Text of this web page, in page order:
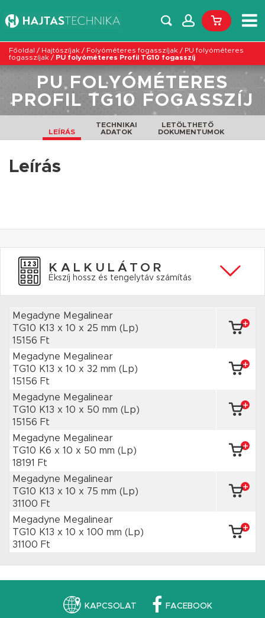
Főoldal / Hajtószíjak / Folyóméteres fogasszíjak / PU folyóméteres
fogasszíjak / PU folyóméteres Profil TG10 fogasszíj
PU FOLYÓMÉTERES
PROFIL TG10 FOGASSZÍJ
LEÍRÁS
TECHNIKAI
ADATOK
LETÖLTHETŐ
DOKUMENTUMOK
Leírás
KALKULÁTOR
Ékszíj hossz és tengelytáv számítás
Megadyne Megalinear
TG10 K13 x 10 x 25 mm (Lp)
15156 Ft
Megadyne Megalinear
TG10 K13 x 10 x 32 mm (Lp)
15156 Ft
Megadyne Megalinear
TG10 K13 x 10 x 50 mm (Lp)
15156 Ft
Megadyne Megalinear
TG10 K6 x 10 x 50 mm (Lp)
18191 Ft
Megadyne Megalinear
TG10 K13 x 10 x 75 mm (Lp)
31100 Ft
Megadyne Megalinear
TG10 K13 x 10 x 100 mm (Lp)
31100 Ft
KAPCSOLAT FACEBOOK